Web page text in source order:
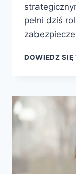
pełni dziś
DOWIEDZ SIĘ